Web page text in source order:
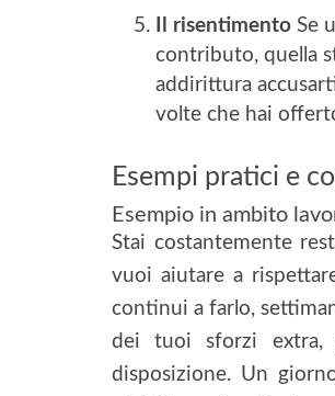
Il risentimento Se
contributo, quella
addirittura
volte che hai
Esempi pratici e
Esempio in ambito
Stai costantemente
vuoi aiutare a
continui a farlo,
dei tuoi sforzi extra,
disposizione. Un